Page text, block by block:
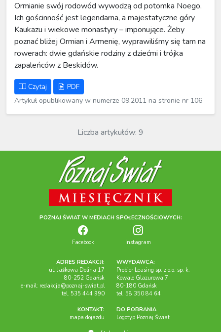
Ormianie swój rodowód wywodzą od potomka Noego.
Ich gościnność jest legendarna, a majestatyczne góry
Kaukazu i wiekowe monastyry – imponujące. Żeby
poznać bliżej Ormian i Armenię, wyprawiliśmy się tam na
rowerach: dwie gdańskie rodziny z dziećmi i trójka
zapaleńców z Beskidów.
Czytaj
PDF
Artykuł opublikowany w numerze 09.2011 na stronie nr 106
Liczba artykułów: 9
POZNAJ ŚWIAT W MEDIACH SPOŁECZNOŚCIOWYCH:
Facebook Instagram
ADRES REDAKCJI:
ul. Jaśkowa Dolina 17
80-252 Gdańsk
e-mail: redakcja@poznaj-swiat.pl
tel. 535 444 990
KONTAKT:
mapa dojazdu
WWYDAWCA:
Probier Leasing sp. z o.o. sp. k.
Kowale Glazurowa 7
80-180 Gdańsk
tel. 58 350 84 64
DO POBRANIA
Logotyp Poznaj Świat